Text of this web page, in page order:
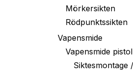
Mörkersikten
Rödpunktssikten
Vapensmide
Vapensmide pistol
Siktesmontage